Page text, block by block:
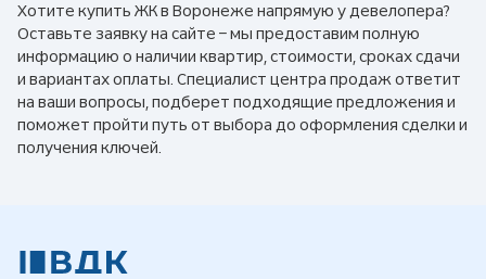
Хотите купить ЖК в Воронеже напрямую у девелопера?
Оставьте заявку на сайте – мы предоставим полную
информацию о наличии квартир, стоимости, сроках сдачи
и вариантах оплаты. Специалист центра продаж ответит
на ваши вопросы, подберет подходящие предложения и
поможет пройти путь от выбора до оформления сделки и
получения ключей.